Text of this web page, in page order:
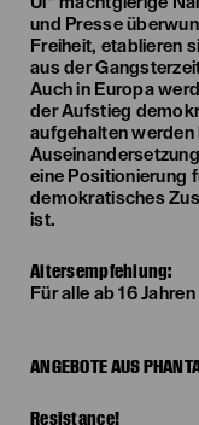
und Presse
Freiheit, etablieren
aus der
Auch in Europa
der Aufstieg
aufgehalten
eine Positionierung
demokratisches
ist.
Altersempfehlung:
Für alle ab 16 Jahren
ANGEBOTE AUS
Resistance!